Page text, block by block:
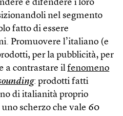
e difendere i loro
nel segmento
fatto di essere
Promuovere l’italiano (e
per la pubblicità, per
a contrastare il fenomeno
: prodotti fatti
di italianità proprio
scherzo che vale 60